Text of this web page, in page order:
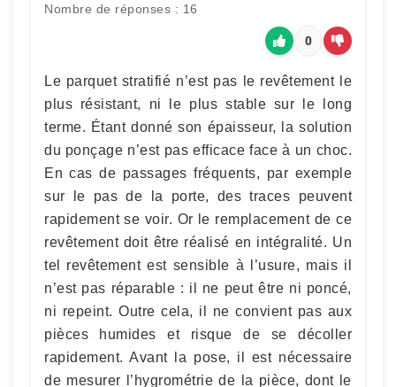
Nombre de réponses : 16
0
Le parquet stratifié n’est pas le revêtement le
plus résistant, ni le plus stable sur le long
terme. Étant donné son épaisseur, la solution
du ponçage n’est pas efficace face à un choc.
En cas de passages fréquents, par exemple
sur le pas de la porte, des traces peuvent
rapidement se voir. Or le remplacement de ce
revêtement doit être réalisé en intégralité. Un
tel revêtement est sensible à l’usure, mais il
n’est pas réparable : il ne peut être ni poncé,
ni repeint. Outre cela, il ne convient pas aux
pièces humides et risque de se décoller
rapidement. Avant la pose, il est nécessaire
de mesurer l’hygrométrie de la pièce, dont le